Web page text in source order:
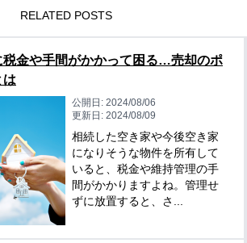
RELATED POSTS
税金や手間がかかって困る…売却のポ
は
公開日: 2024/08/06
更新日: 2024/08/09
相続した空き家や今後空き家
になりそうな物件を所有して
いると、税金や維持管理の手
間がかかりますよね。管理せ
ずに放置すると、さ...